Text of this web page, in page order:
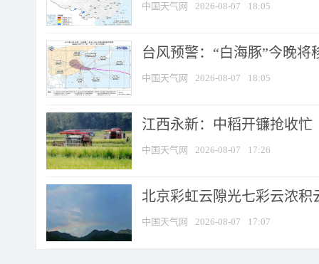
中国天气网 2026-08-07 18:05
台风预警：“白海豚”今晚将
中国天气网 2026-08-07 18:05
江西永新：中稻开镰抢收忙
中国天气网 2026-08-07 17:26
北京彩虹云隙光七彩云浓积
中国天气网 2026-08-07 17:07